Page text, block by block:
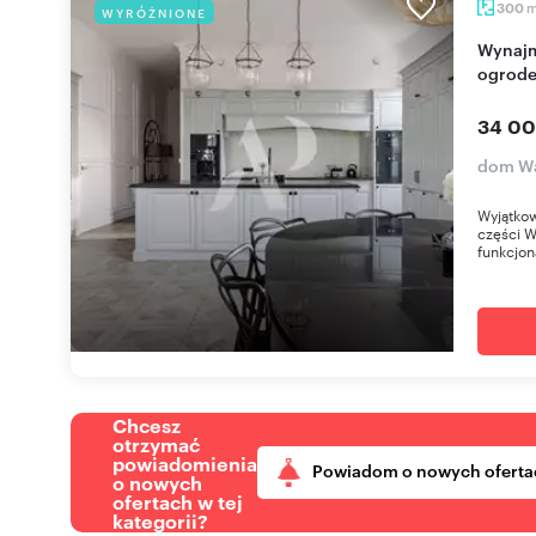
WYRÓŻNIONE 300
Wynajmę luksusowy dom 300 m² z basenem i
34
dom
części
Chcesz
otrzymać
powiadomienia
o nowych
ofertach w tej
kategorii?
Powiadom o nowych